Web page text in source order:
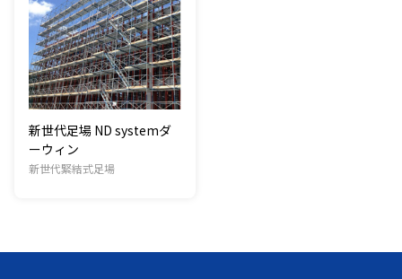
新世代足場 ND systemダ
ーウィン
新世代緊結式足場